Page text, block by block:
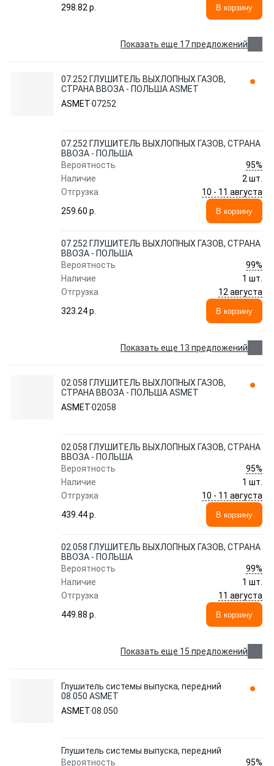
298.82 p.
В корзину
Показать еще 17 предложений
07.252 ГЛУШИТЕЛЬ ВЫХЛОПНЫХ ГАЗОВ,
СТРАНА ВВОЗА - ПОЛЬША ASMET
ASMET07252
07.252 ГЛУШИТЕЛЬ ВЫХЛОПНЫХ ГАЗОВ, СТРАНА
ВВОЗА - ПОЛЬША
Вероятность
95%
Наличие
2 шт.
Отгрузка
10 - 11 августа
259.60 p.
В корзину
07.252 ГЛУШИТЕЛЬ ВЫХЛОПНЫХ ГАЗОВ, СТРАНА
ВВОЗА - ПОЛЬША
Вероятность
99%
Наличие
1 шт.
Отгрузка
12 августа
323.24 p.
В корзину
Показать еще 13 предложений
02.058 ГЛУШИТЕЛЬ ВЫХЛОПНЫХ ГАЗОВ,
СТРАНА ВВОЗА - ПОЛЬША ASMET
ASMET02058
02.058 ГЛУШИТЕЛЬ ВЫХЛОПНЫХ ГАЗОВ, СТРАНА
ВВОЗА - ПОЛЬША
Вероятность
95%
Наличие
1 шт.
Отгрузка
10 - 11 августа
439.44 p.
В корзину
02.058 ГЛУШИТЕЛЬ ВЫХЛОПНЫХ ГАЗОВ, СТРАНА
ВВОЗА - ПОЛЬША
Вероятность
99%
Наличие
1 шт.
Отгрузка
11 августа
449.88 p.
В корзину
Показать еще 15 предложений
Глушитель системы выпуска, передний
08.050 ASMET
ASMET08.050
Глушитель системы выпуска, передний
Вероятность
95%